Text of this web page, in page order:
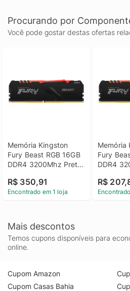
Procurando por
Você pode gostar destas ofertas
Memória Kingston
Fury Beast RGB 16GB
DDR4 3200Mhz Preto
R$ 350,91
Encontrado em 1 loja
Memória
Fury
DDR4
R$
Mais descontos
Temos cupons disponíveis para
online.
Cupom Amazon
Cupom Casas Bahia